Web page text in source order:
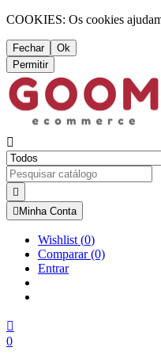
COOKIES: Os cookies
Fechar
Ok
Permitir


 Minha Conta
Wishlist (0)
Comparar(0)
Entrar

0